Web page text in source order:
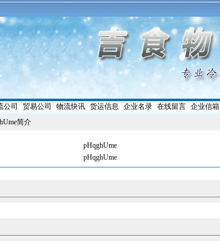
公司 贸易公司 物流快讯| 货运信息 企业名录| 在线留言| 企业信箱
简介
pHqghUme
pHqghUme